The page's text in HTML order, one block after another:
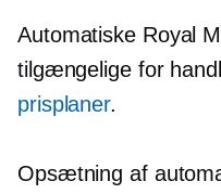
Automatiske Royal
tilgængelige for
prisplaner.
Opsætning af